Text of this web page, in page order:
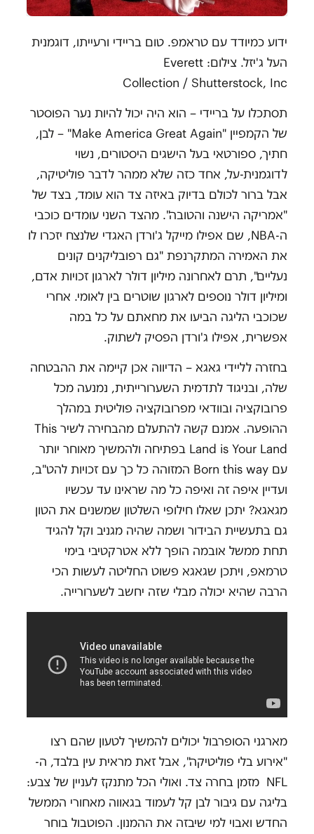
ידוע כמיודד עם טראמפ. טום בריידי ורעייתו, דוגמנית
העל ג'יזל. צילום: Everett
Collection / Shutterstock, Inc
תסתכלו על בריידי – הוא היה יכול להיות נער הפוסטר
של הקמפיין "Make America Great Again" – לבן,
חתיך, ספורטאי בעל הישגים היסטורים, נשוי
לדוגמנית-על, אחד כזה שלא ממהר לדבר פוליטיקה,
אבל ברור לכולם בדיוק באיזה צד הוא עומד, בצד של
"אמריקה הישנה והטובה". מהצד השני עומדים כוכבי
ה-NBA, שם אפילו מייקל ג'ורדן האגדי שלנצח יזכרו לו
את האמירה המתקרנפת "גם רפובליקנים קונים
נעליים", תרם לאחרונה מיליון דולר לארגון זכויות אדם,
ומיליון דולר נוספים לארגון שוטרים בין לאומי. אחרי
שכוכבי הליגה הביעו את מחאתם על כל במה
אפשרית, אפילו ג'ורדן הפסיק לשתוק.
בחזרה לליידי גאגא – הדיווה אכן קיימה את ההבטחה
שלה, ובניגוד לתדמית השערורייתית, נמנעה מכל
פרובוקציה ובוודאי מפרובוקציה פוליטית במהלך
ההופעה. אמנם קשה להתעלם מהבחירה לשיר This
Land is Your Land בפתיחה ולהמשיך מאוחר יותר
עם Born this way המזוהה כל כך עם זכויות להט"ב,
ועדיין איפה זה ואיפה כל מה שראינו עד עכשיו
מגאגא? יתכן שאלו חילופי השלטון שמשנים את הטון
גם בתעשיית הבידור ושמה שהיה מגניב וקל להגיד
תחת ממשל אובמה הופך ללא אטרקטיבי בימי
טרמאפ, ויתכן שגאגא פשוט החליטה לעשות הכי
הרבה שהיא יכולה מבלי שזה יחשב לשערורייה.
מארגני הסופרבול יכולים להמשיך לטעון שהם רצו
"אירוע בלי פוליטיקה", אבל זאת מראית עין בלבד, ה-
NFL מזמן בחרה צד. ואולי הכל מתנקז לעניין של צבע:
בליגה עם גיבור לבן קל לעמוד בגאווה מאחורי הממשל
החדש ואבוי למי שיבזה את ההמנון. הפוטבול בוחר